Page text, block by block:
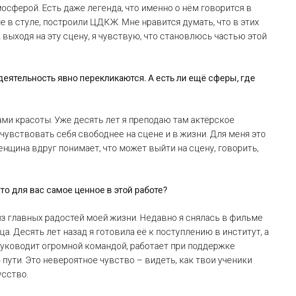
Есть даже легенда, что именно о нём говорится в
в стуле, построили ЦДКЖ. Мне нравится думать, что в этих
на эту сцену, я чувствую, что становлюсь частью этой
явно перекликаются. А есть ли ещё сферы, где
красоты. Уже десять лет я преподаю там актёрское
себя свободнее на сцене и в жизни. Для меня это
вдруг понимает, что может выйти на сцену, говорить,
для вас самое ценное в этой работе?
главных радостей моей жизни. Недавно я снялась в фильме
Десять лет назад я готовила её к поступлению в институт, а
огромной командой, работает при поддержке
Это невероятное чувство – видеть, как твои ученики